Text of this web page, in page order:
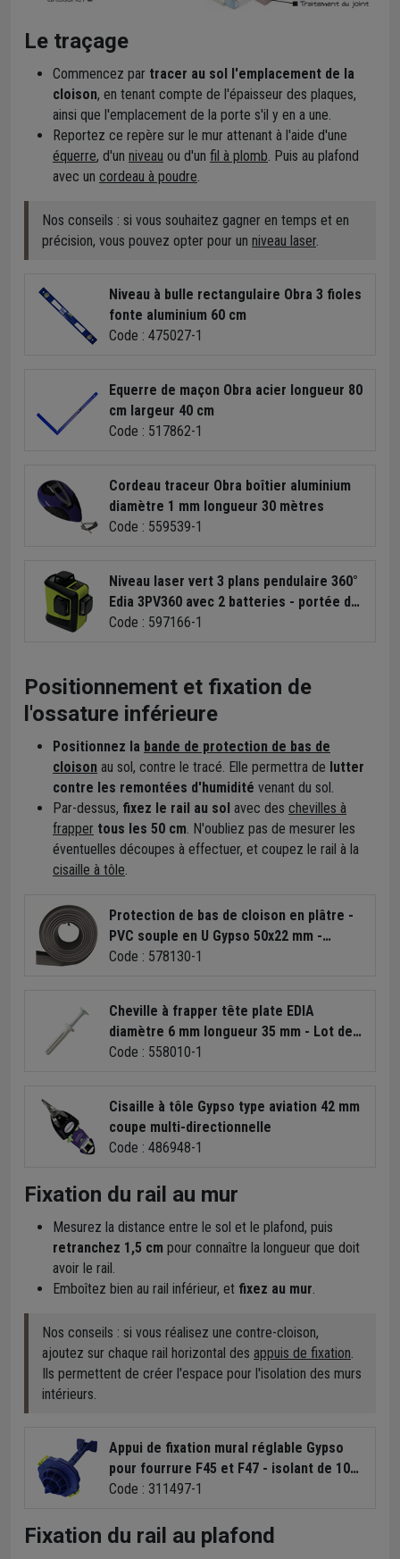
Le traçage
Commencez par tracer au sol l'emplacement de la
cloison, en tenant compte de l'épaisseur des plaques,
ainsi que l'emplacement de la porte s'il y en a une.
Reportez ce repère sur le mur attenant à l'aide d'une
équerre, d'un niveau ou d'un fil à plomb. Puis au plafond
avec un cordeau à poudre.
Nos conseils : si vous souhaitez gagner en temps et en
précision, vous pouvez opter pour un niveau laser.
Niveau à bulle rectangulaire Obra 3 fioles
fonte aluminium 60 cm
Code : 475027-1
Equerre de maçon Obra acier longueur 80
cm largeur 40 cm
Code : 517862-1
Cordeau traceur Obra boîtier aluminium
diamètre 1 mm longueur 30 mètres
Code : 559539-1
Niveau laser vert 3 plans pendulaire 360°
Edia 3PV360 avec 2 batteries - portée de
40 m - IP54
Code : 597166-1
Positionnement et fixation de
l'ossature inférieure
Positionnez la bande de protection de bas de
cloison au sol, contre le tracé. Elle permettra de lutter
contre les remontées d'humidité venant du sol.
Par-dessus, fixez le rail au sol avec des chevilles à
frapper tous les 50 cm. N'oubliez pas de mesurer les
éventuelles découpes à effectuer, et coupez le rail à la
cisaille à tôle.
Protection de bas de cloison en plâtre -
PVC souple en U Gypso 50x22 mm -
rouleau de 20 mètres
Code : 578130-1
Cheville à frapper tête plate EDIA
diamètre 6 mm longueur 35 mm - Lot de
100
Code : 558010-1
Cisaille à tôle Gypso type aviation 42 mm
coupe multi-directionnelle
Code : 486948-1
Fixation du rail au mur
Mesurez la distance entre le sol et le plafond, puis
retranchez 1,5 cm pour connaître la longueur que doit
avoir le rail.
Emboîtez bien au rail inférieur, et fixez au mur.
Nos conseils : si vous réalisez une contre-cloison,
ajoutez sur chaque rail horizontal des appuis de fixation.
Ils permettent de créer l'espace pour l'isolation des murs
intérieurs.
Appui de fixation mural réglable Gypso
pour fourrure F45 et F47 - isolant de 100
à 120 MM - boîte de 50
Code : 311497-1
Fixation du rail au plafond